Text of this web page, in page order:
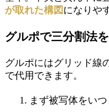
が取れた構図 になりや
グルポで三分割法
グルポにはグリッド線
で代用できます。
まず被写体をい